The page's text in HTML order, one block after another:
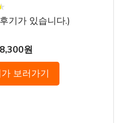
기가 있습니다.)
8,300원
보러가기